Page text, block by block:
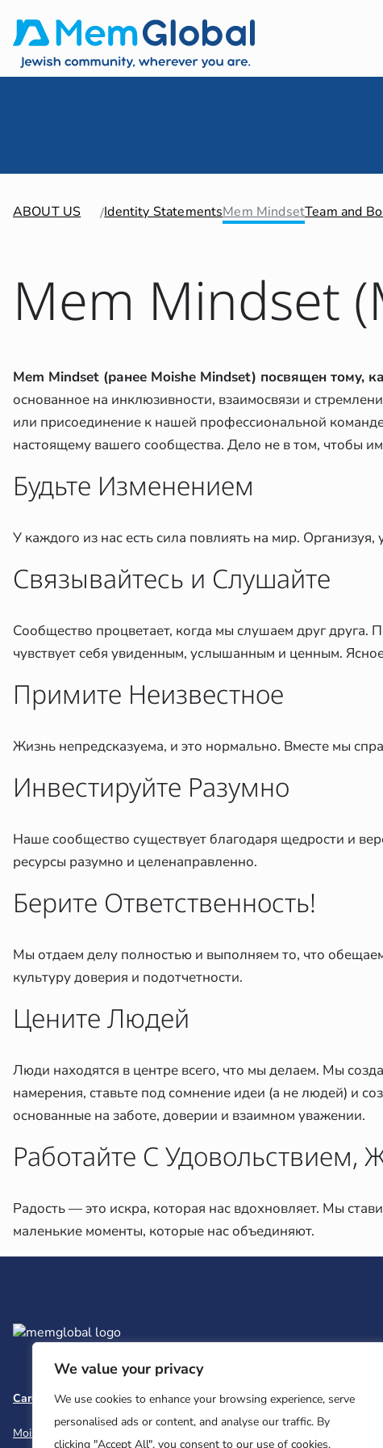
We value your privacy
We use cookies to enhance your browsing experience, serve
personalised ads or content, and analyse our traffic. By
clicking "Accept All", you consent to our use of cookies.
ABOUT US Identity StatementsMem MindsetTeam and
Mem Mindset
Mem Mindset (ранее Moishe Mindset) посвящен тому,
основанное на инклюзивности, взаимосвязи и
или присоединение к нашей профессиональной
настоящему вашего сообщества. Дело не в том, чтобы
Будьте Изменением
У каждого из нас есть сила повлиять на мир.
Связывайтесь и Слушайте
Сообщество процветает, когда мы слушаем друг друга.
чувствует себя увиденным, услышанным и ценным.
Примите Неизвестное
Жизнь непредсказуема, и это нормально. Вместе мы
Инвестируйте Разумно
Наше сообщество существует благодаря щедрости и
ресурсы разумно и целенаправленно.
Берите Ответственность!
Мы отдаем делу полностью и выполняем то, что
культуру доверия и подотчетности.
Цените Людей
Люди находятся в центре всего, что мы делаем. Мы
намерения, ставьте под сомнение идеи (а не людей) и
основанные на заботе, доверии и взаимном уважении.
Работайте С Удовольствием,
Радость — это искра, которая нас вдохновляет. Мы
маленькие моменты, которые нас объединяют.
Careers Team and BoardContactPrivacy Policy
Moishe House